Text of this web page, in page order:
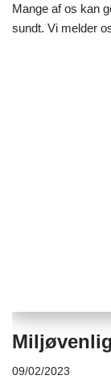
Mange af os kan
sundt. Vi melder
09/02/2023